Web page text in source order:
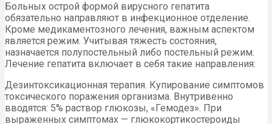
Больных острой формой вирусного гепатита
обязательно направляют в инфекционное отделение.
Кроме медикаментозного лечения, важным аспектом
является режим. Учитывая тяжесть состояния,
назначается полупостельный либо постельный режим.
Лечение гепатита включает в себя такие направления:
Дезинтоксикационная терапия. Купирование симптомов
токсического поражения организма. Внутривенно
вводятся: 5% раствор глюкозы, «Гемодез». При
выраженных симптомах — глюкокортикостероиды